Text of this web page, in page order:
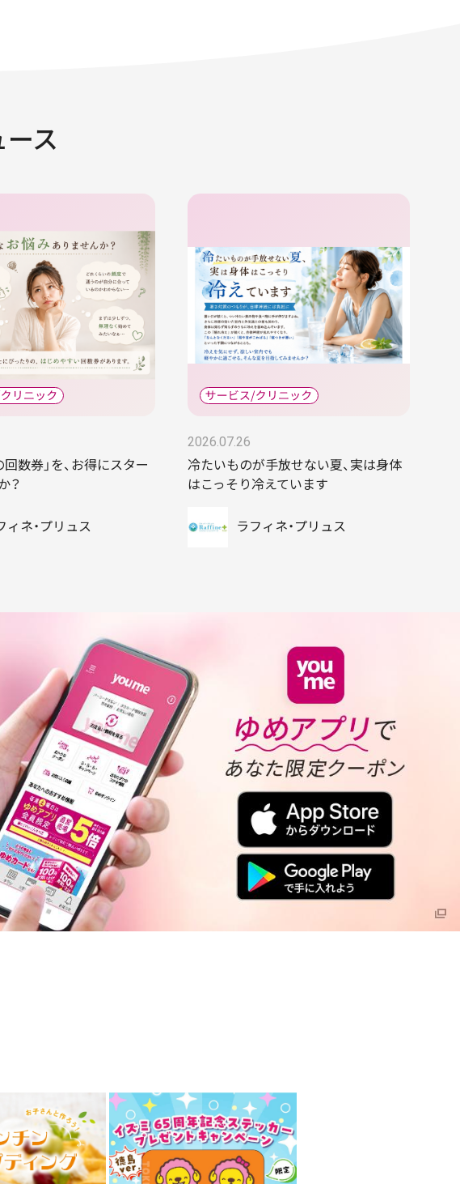
ス
回数券」を、お得にスター
？
ィネ・プリュス
2026.07.26
冷たいものが手放せない夏、実は身体
はこっそり冷えています
ラフィネ・プリュス